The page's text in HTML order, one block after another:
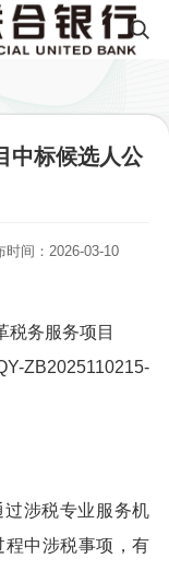
中标候选人公
时间：2026-03-10
税务服务项目
ZB2025110215-
过涉税专业服务机
中涉税事项，有